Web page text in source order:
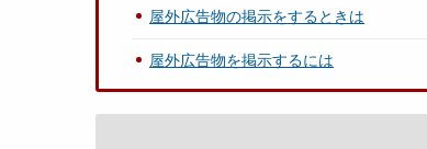
屋外広告物の掲示をするときは
屋外広告物を掲示するには